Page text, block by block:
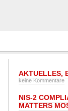
AKTUELLES,
keine Kommentare
NIS-2
MATTERS